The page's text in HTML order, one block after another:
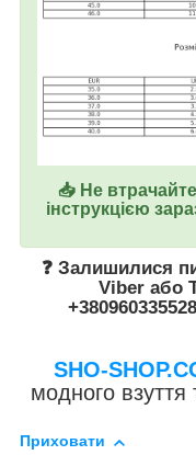
📥 Не
інструкцією
❓ Залишилися
Viber або
+380960335528
SHO-
модного взуття
Приховати